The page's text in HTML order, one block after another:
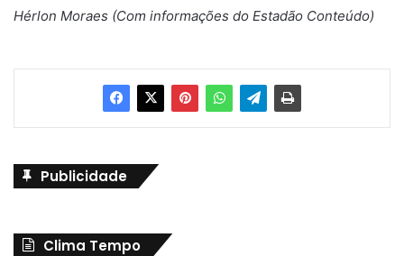
Hérlon Moraes (Com informações do Estadão Conteúdo)
Publicidade
Clima Tempo